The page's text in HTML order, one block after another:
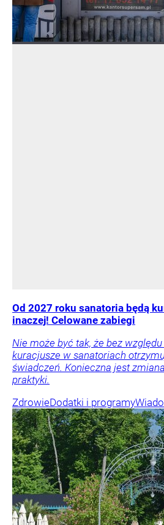
Od 2027 roku sanatoria będą
inaczej! Celowane zabiegi
Nie może być tak, że bez
kuracjusze w sanatoriach
świadczeń. Konieczna jest
praktyki.
ZdrowieDodatki i programy